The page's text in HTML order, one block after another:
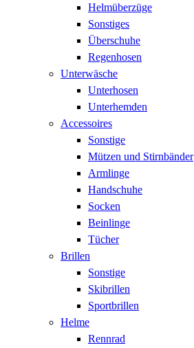
Helmüberzüge
Sonstiges
Überschuhe
Regenhosen
Unterwäsche
Unterhosen
Unterhemden
Accessoires
Sonstige
Mützen und Stirnbänder
Armlinge
Handschuhe
Socken
Beinlinge
Tücher
Brillen
Sonstige
Skibrillen
Sportbrillen
Helme
Rennrad